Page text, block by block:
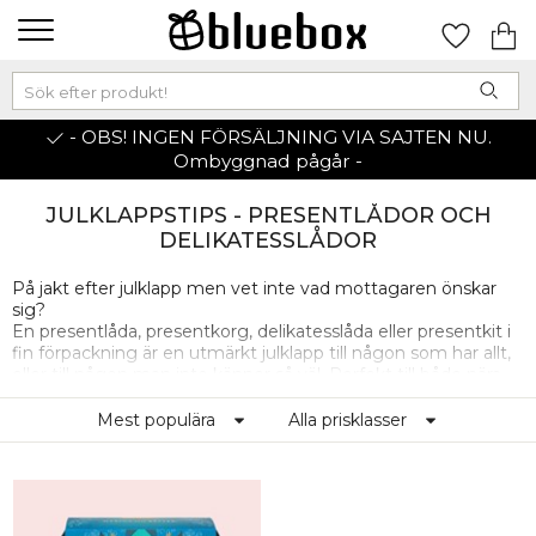
- OBS! INGEN FÖRSÄLJNING VIA SAJTEN NU.
Ombyggnad pågår -
JULKLAPPSTIPS - PRESENTLÅDOR OCH
DELIKATESSLÅDOR
På jakt efter julklapp men vet inte vad mottagaren önskar
sig?
En presentlåda, presentkorg, delikatesslåda eller presentkit i
fin förpackning är en utmärkt julklapp till någon som har allt,
och kära, och som företagspresent till anställda eller julgåva
till lärare. Här finns presentkit med noggrant utvalda
produkter, till exempel: lyxigt rakningskit till honom,
finsmakaren.
hemskickad eller skicka den direkt till mottagaren. Fina
Mest populära Alla prisklasser